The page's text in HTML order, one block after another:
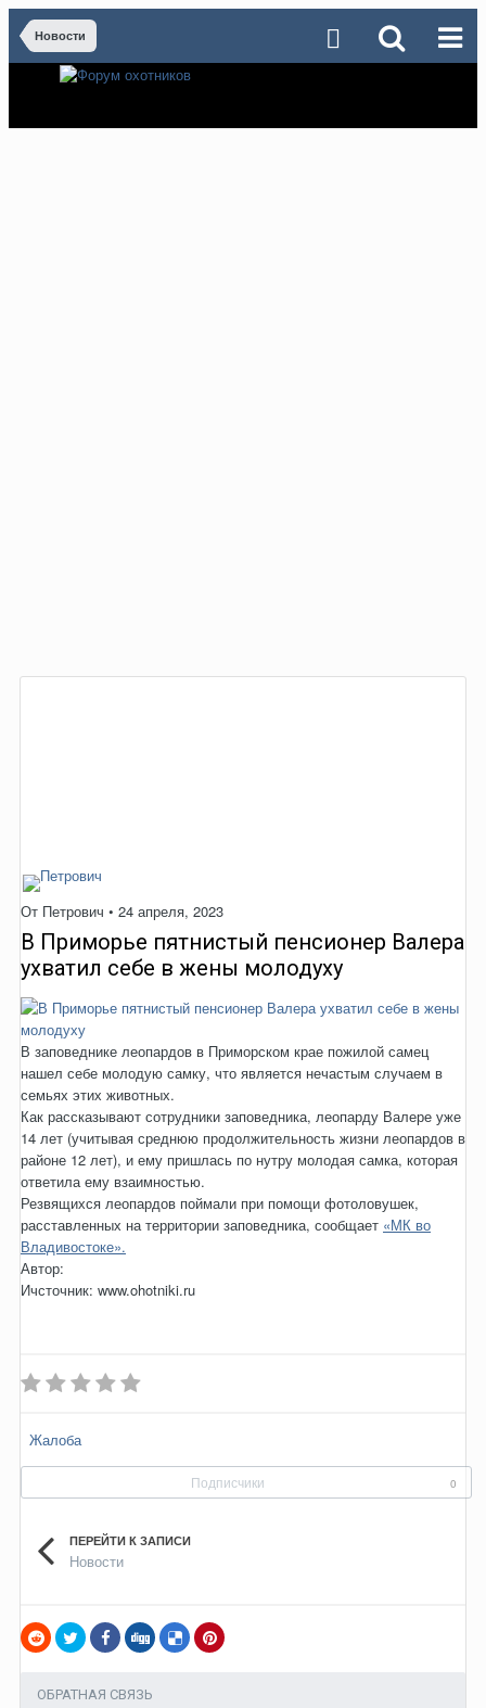
Новости
От Петрович • 24 апреля, 2023
В Приморье пятнистый пенсионер Валера
ухватил себе в жены молодуху
В заповеднике леопардов в Приморском крае пожилой самец
нашел себе молодую самку, что является нечастым случаем в
семьях этих животных.
Как рассказывают сотрудники заповедника, леопарду Валере уже
14 лет (учитывая среднюю продолжительность жизни леопардов в
районе 12 лет), и ему пришлась по нутру молодая самка, которая
ответила ему взаимностью.
Резвящихся леопардов поймали при помощи фотоловушек,
расставленных на территории заповедника, сообщает «МК во
Владивостоке».
Автор:
Ичсточник: www.ohotniki.ru
Жалоба
Подписчики 0
ПЕРЕЙТИ К ЗАПИСИ
Новости
ОБРАТНАЯ СВЯЗЬ